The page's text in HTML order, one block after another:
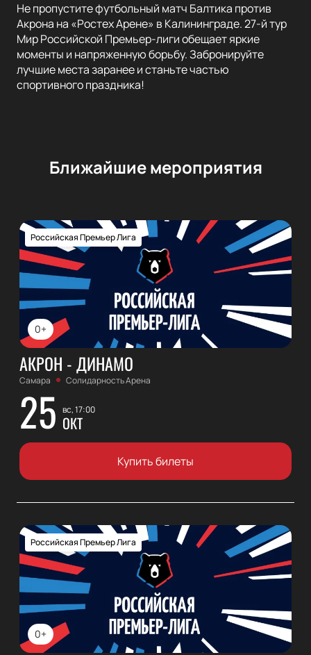
Не пропустите футбольный матч Балтика против
Акрона на «Ростех Арене» в Калининграде. 27-й тур
Мир Российской Премьер-лиги обещает яркие
моменты и напряженную борьбу. Забронируйте
лучшие места заранее и станьте частью
спортивного праздника!
Ближайшие мероприятия
0+
Российская Премьер Лига
АКРОН - ДИНАМО
Самара Солидарность Арена
25 вс, 17:00
ОКТ
Купить билеты
0+
Российская Премьер Лига